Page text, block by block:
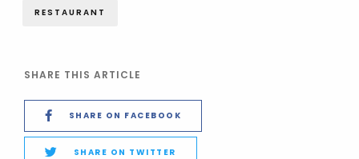
RESTAURANT
SHARE THIS ARTICLE
SHARE ON FACEBOOK
SHARE ON TWITTER